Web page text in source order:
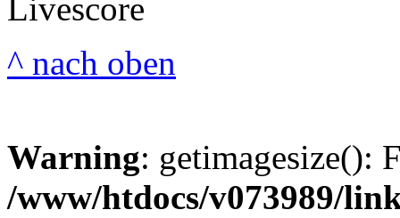
Livescore
^ nach oben
Warning: getimagesize():
/www/htdocs/v073989/